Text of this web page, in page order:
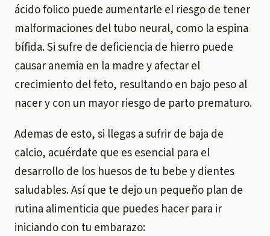
ácido folico puede aumentarle el riesgo de tener
malformaciones del tubo neural, como la espina
bífida. Si sufre de deficiencia de hierro puede
causar anemia en la madre y afectar el
crecimiento del feto, resultando en bajo peso al
nacer y con un mayor riesgo de parto prematuro.
Ademas de esto, si llegas a sufrir de baja de
calcio, acuérdate que es esencial para el
desarrollo de los huesos de tu bebe y dientes
saludables. Así que te dejo un pequeño plan de
rutina alimenticia que puedes hacer para ir
iniciando con tu embarazo: